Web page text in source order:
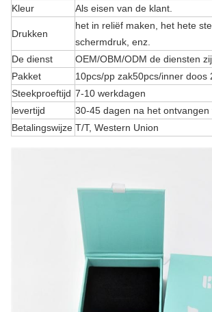
Kleur
Als eisen van de klant.
Drukken
het in reliëf maken, het hete
schermdruk, enz.
De dienst
OEM/OBM/ODM de diensten
Pakket
10pcs/pp zak50pcs/inner doos
Steekproeftijd 7-10 werkdagen
levertijd
30-45 dagen na het ontvangen
Betalingswijze T/T, Western Union